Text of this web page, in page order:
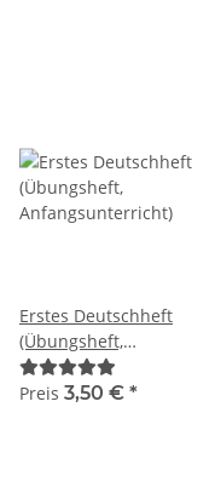
Erstes Deutschheft
(Übungsheft,
Anfangsunterricht)
Preis 3,50 € *